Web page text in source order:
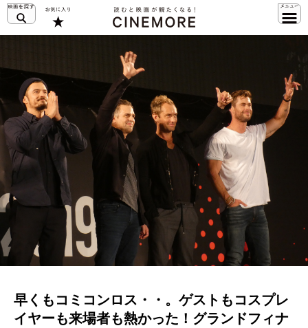
早くもコミコンロス・・。ゲストもコスプレ
イヤーも来場者も熱かった！グランドフィナ